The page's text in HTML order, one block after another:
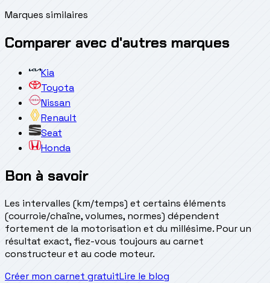
Marques similaires
Comparer avec d'autres marques
Kia
Toyota
Nissan
Renault
Seat
Honda
Bon à savoir
Les intervalles (km/temps) et certains éléments
(courroie/chaîne, volumes, normes) dépendent
fortement de la motorisation et du millésime. Pour un
résultat exact, fiez-vous toujours au carnet
constructeur et au code moteur.
Créer mon carnet gratuitLire le blog